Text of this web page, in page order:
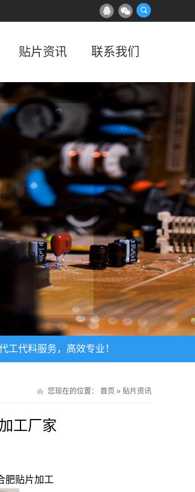
贴片资讯 联系我们
代料服务，高效专业！
您现在的位置： 首页 » 贴片资讯
工厂家
肥贴片加工